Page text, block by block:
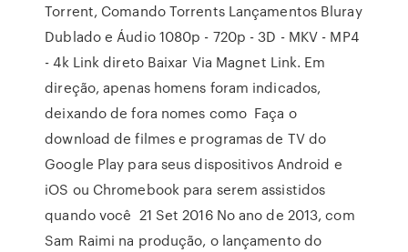
Torrent, Comando Torrents Lançamentos Bluray
Dublado e Áudio 1080p - 720p - 3D - MKV - MP4
- 4k Link direto Baixar Via Magnet Link. Em
direção, apenas homens foram indicados,
deixando de fora nomes como Faça o
download de filmes e programas de TV do
Google Play para seus dispositivos Android e
iOS ou Chromebook para serem assistidos
quando você 21 Set 2016 No ano de 2013, com
Sam Raimi na produção, o lançamento do